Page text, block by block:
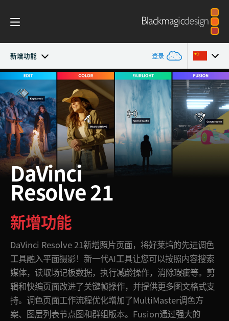
新增功能
概述
新增功能
Photo
Edit
Cut
Color
Fusion
Fairlight
协作
Argentina
Australia
Austria
Brazil
Canada
中国
Denmark
Finland
France
Germany
中国香港
登录
Argentina
Australia
Austria
Brazil
Canada
中国
Denmark
Finland
France
Germany
中国香港
DaVinci
Resolve 21
新增功能
DaVinci Resolve 21新增照片页面，将好莱坞的先进调色
工具融入平面摄影！新一代AI工具让您可以按照内容搜索
媒体， 读取场记板数据，执行减龄操作，消除瑕疵等。剪
辑和快编页面改进了关键帧操作，并提供更多图文格式支
持。调色页面工作流程优化增加了MultiMaster调色方
案、图层列表节点图和群组版本。Fusion通过强大的